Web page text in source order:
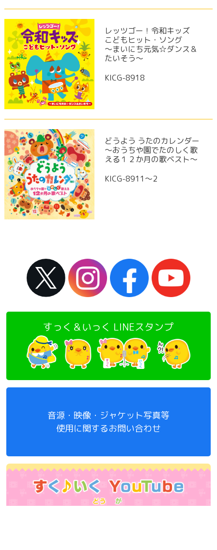
レッツゴー！令和キッズ
こどもヒット・ソング
～まいにち元気☆ダンス＆
たいそう～
KICG-8918
どうよう うたのカレンダー
～おうちや園でたのしく歌
える１２か月の歌ベスト～
KICG-8911～2
すっく＆いっく LINEスタンプ
音源・映像・ジャケット写真等
使用に関するお問い合わせ